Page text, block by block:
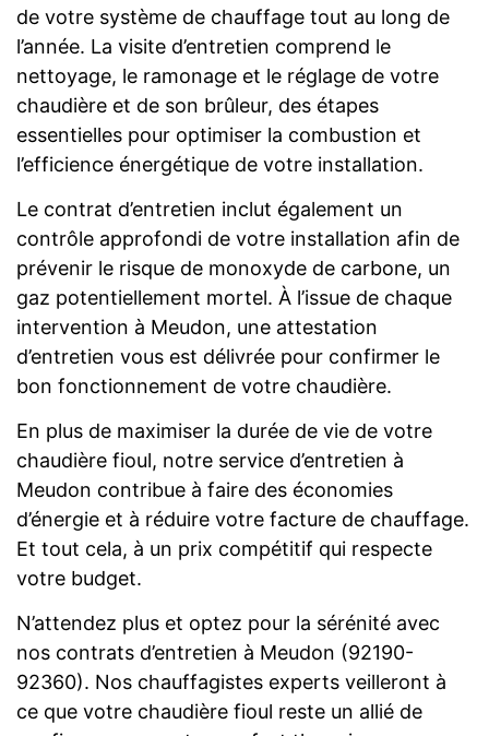
de votre système de chauffage tout au long de
l’année. La visite d’entretien comprend le
nettoyage, le ramonage et le réglage de votre
chaudière et de son brûleur, des étapes
essentielles pour optimiser la combustion et
l’efficience énergétique de votre installation.
Le contrat d’entretien inclut également un
contrôle approfondi de votre installation afin de
prévenir le risque de monoxyde de carbone, un
gaz potentiellement mortel. À l’issue de chaque
intervention à Meudon, une attestation
d’entretien vous est délivrée pour confirmer le
bon fonctionnement de votre chaudière.
En plus de maximiser la durée de vie de votre
chaudière fioul, notre service d’entretien à
Meudon contribue à faire des économies
d’énergie et à réduire votre facture de chauffage.
Et tout cela, à un prix compétitif qui respecte
votre budget.
N’attendez plus et optez pour la sérénité avec
nos contrats d’entretien à Meudon (92190-
92360). Nos chauffagistes experts veilleront à
ce que votre chaudière fioul reste un allié de